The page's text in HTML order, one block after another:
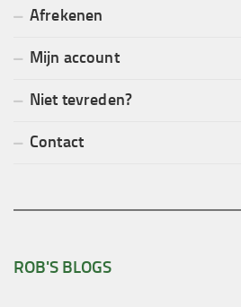
Afrekenen
Mijn account
Niet tevreden?
Contact
ROB'S BLOGS